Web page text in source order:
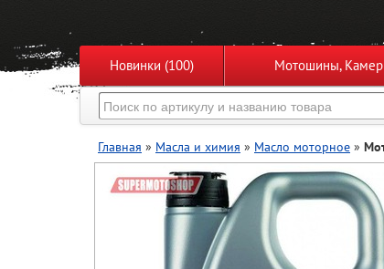
Новинки (100) Мотошины,
Главная » Масла и химия » Масло моторное »